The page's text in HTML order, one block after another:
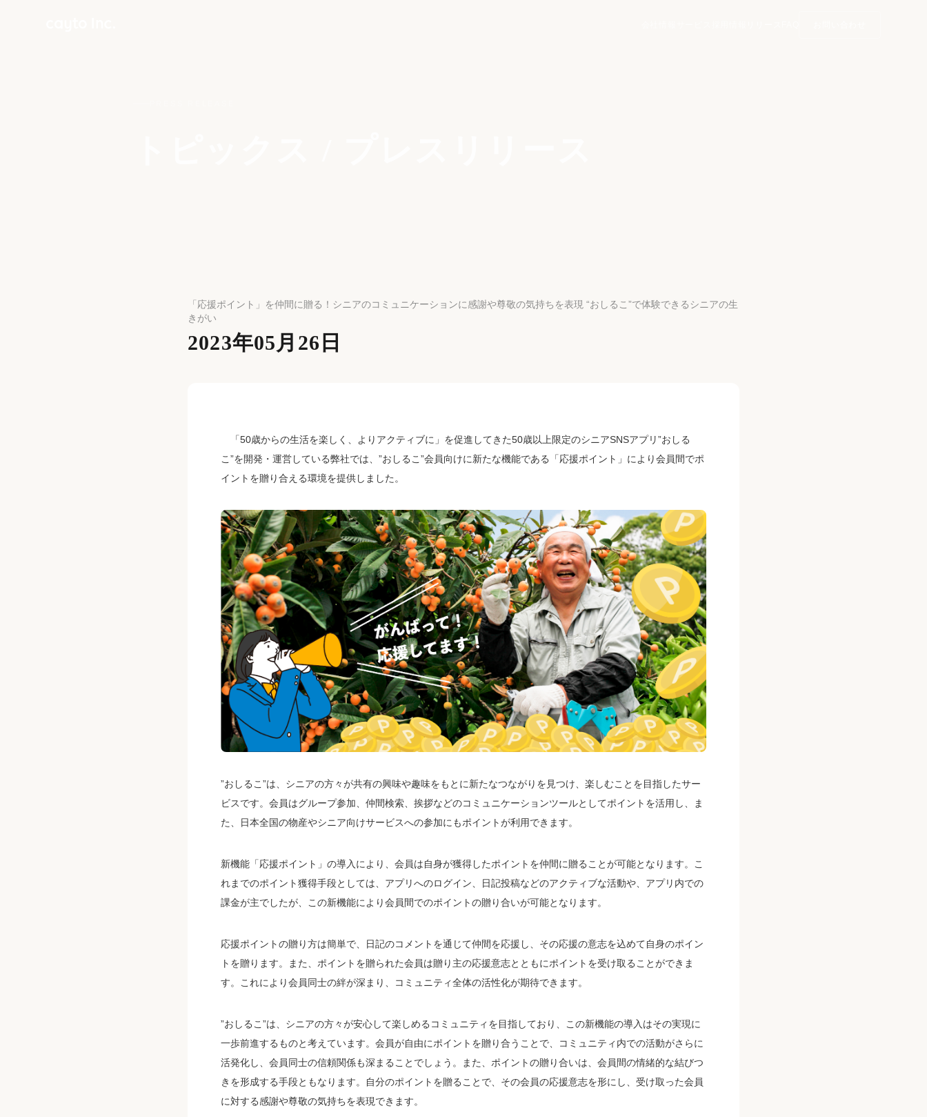
「応援ポイント」を仲間に贈る！シニアのコミュニケーションに感謝や尊敬の気持ちを表現 “おしるこ”で体験できるシニアの生
きがい
2023年05月26日
「50歳からの生活を楽しく、よりアクティブに」を促進してきた50歳以上限定のシニアSNSアプリ”おしる
こ”を開発・運営している弊社では、”おしるこ”会員向けに新たな機能である「応援ポイント」により会員間でポ
イントを贈り合える環境を提供しました。
”おしるこ”は、シニアの方々が共有の興味や趣味をもとに新たなつながりを見つけ、楽しむことを目指したサー
ビスです。会員はグループ参加、仲間検索、挨拶などのコミュニケーションツールとしてポイントを活用し、ま
た、日本全国の物産やシニア向けサービスへの参加にもポイントが利用できます。
新機能「応援ポイント」の導入により、会員は自身が獲得したポイントを仲間に贈ることが可能となります。こ
れまでのポイント獲得手段としては、アプリへのログイン、日記投稿などのアクティブな活動や、アプリ内での
課金が主でしたが、この新機能により会員間でのポイントの贈り合いが可能となります。
応援ポイントの贈り方は簡単で、日記のコメントを通じて仲間を応援し、その応援の意志を込めて自身のポイン
トを贈ります。また、ポイントを贈られた会員は贈り主の応援意志とともにポイントを受け取ることができま
す。これにより会員同士の絆が深まり、コミュニティ全体の活性化が期待できます。
”おしるこ”は、シニアの方々が安心して楽しめるコミュニティを目指しており、この新機能の導入はその実現に
一歩前進するものと考えています。会員が自由にポイントを贈り合うことで、コミュニティ内での活動がさらに
活発化し、会員同士の信頼関係も深まることでしょう。また、ポイントの贈り合いは、会員間の情緒的な結びつ
きを形成する手段ともなります。自分のポイントを贈ることで、その会員の応援意志を形にし、受け取った会員
に対する感謝や尊敬の気持ちを表現できます。